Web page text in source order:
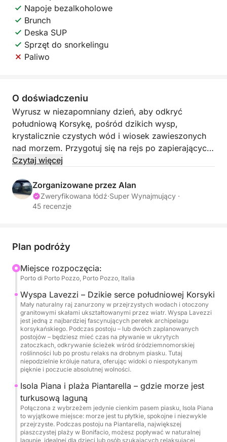
Napoje bezalkoholowe
Brunch
Deska SUP
Sprzęt do snorkelingu
Paliwo
O doświadczeniu
Wyrusz w niezapomniany dzień, aby odkryć
południową Korsykę, pośród dzikich wysp,
krystalicznie czystych wód i wiosek zawieszonych
nad morzem. Przygotuj się na rejs po zapierających
dech w piersiach krajobrazach i rozkoszuj się
pokładzie.
Pierwszym przystankiem będzie wspaniała wyspa
aby popływać, zrelaksować się w słońcu lub
podróż w kierunku Isola Piana i pobliskiej plaży
Piantarella, laguny z płytką, przejrzystą wodą,
idealnej na nadmorski wypoczynek, gdzie można
odpocząć i podziwiać piękno natury. Podróż
kontynuujemy panoramicznym rejsem wzdłuż
słynnych Faraglioni w Bonifacio, z których rozciąga
się widok na białe klify górujące nad morzem. Jeżeli
warunki na to pozwolą, przewidziany jest również
postój w porcie Bonifacio, gdzie będzie można
spacerując historycznymi uliczkami i podziwiając
spektakularny widok z cytadeli.
W ciągu dnia na pokładzie serwowane będzie
pyszne brunchowe danie składające się z typowych
Czytaj więcej
Zorganizowane przez Alan
Zweryfikowana łódź·Super Wynajmujący ·
45 recenzje
Plan podróży
Miejsce rozpoczęcia:
Porto di Porto Pozzo, Porto Pozzo, Italia
Wyspa Lavezzi – Dzikie serce południowej Korsyki
Mały naturalny raj zanurzony w przejrzystych wodach i otoczony
granitowymi skałami ukształtowanymi przez wiatr. Wyspa Lavezzi
jest jedną z najbardziej fascynujących perełek archipelagu
korsykańskiego. Podczas postoju – lub dwóch zaplanowanych
postojów – będziesz mieć czas na pływanie w ukrytych
zatoczkach, odkrywanie ścieżek wśród śródziemnomorskiej
roślinności lub po prostu relaks na drobnym piasku. Tutaj
niepodzielnie króluje natura, oferując widoki o niespotykanym
pięknie i poczucie absolutnej wolności.
Isola Piana i plaża Piantarella – gdzie morze jest
turkusową laguną
Połączona z wybrzeżem jedynie cienkim pasem piasku, Isola Piana
to wyjątkowe miejsce: morze jest tu płytkie, spokojne i niezwykle
przejrzyste. Podczas postoju na Piantarella, największej
piaszczystej plaży w Bonifacio, możesz popływać w naturalnej
lagunie, idealnej dla dzieci lub osób szukających relaksującej